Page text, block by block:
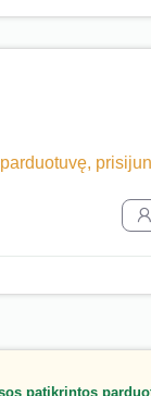
patikrintos